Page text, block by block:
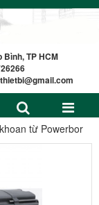
TP HCM
từ Powerbor